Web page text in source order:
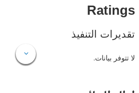
التنفيذ
بيانات.